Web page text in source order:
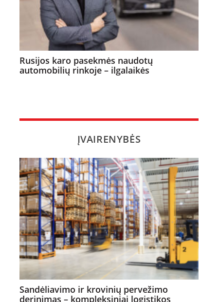
Rusijos karo pasekmės naudotų
automobilių rinkoje – ilgalaikės
ĮVAIRENYBĖS
Sandėliavimo ir krovinių pervežimo
derinimas – kompleksiniai logistikos